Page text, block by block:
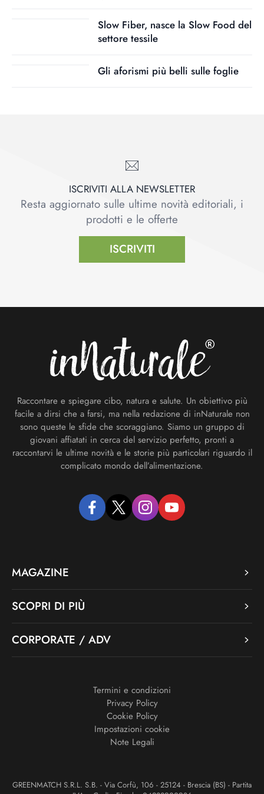
Slow Fiber, nasce la Slow Food del
settore tessile
Gli aforismi più belli sulle foglie
ISCRIVITI ALLA NEWSLETTER
Resta aggiornato sulle ultime novità editoriali, i
prodotti e le offerte
ISCRIVITI
Raccontare e spiegare cibo, natura e salute. Un obiettivo più
facile a dirsi che a farsi, ma nella redazione di inNaturale non
sono queste le sfide che scoraggiano. Siamo un gruppo di
giovani affiatati in cerca del servizio perfetto, pronti a
raccontarvi le ultime novità e le storie più particolari riguardo il
complicato mondo dell’alimentazione.
facebooktwitter instagramyoutube
MAGAZINE
SCOPRI DI PIÙ
CORPORATE / ADV
Termini e condizioni
Privacy Policy
Cookie Policy
Impostazioni cookie
Note Legali
GREENMATCH S.R.L. S.B. - Via Corfù, 106 - 25124 - Brescia (BS) - Partita